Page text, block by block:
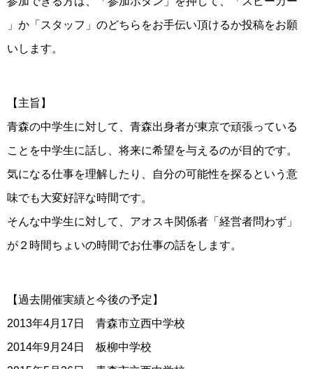
」か「スタッフ」のどちらをお手伝い頂けるか投稿をお願
いします。
【主旨】
青森の中学生に対して、青森出身者が東京で頑張っている
ことを中学生に話し、将来に希望を与えるのが目的です。
気になる仕事を理解したり、自分の可能性を探るという意
味でも大変好評な時間です。
そんな中学生に対して、アオスキ関係者「経営者問わず」
が２時間ちょいの時間でお仕事の話をします。
【過去開催実績と今後の予定】
2013年4月17日 青森市立西中学校
2014年9月24日 板柳中学校